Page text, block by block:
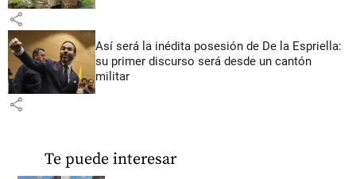
share
Así será la inédita posesión de De la Espriella:
su primer discurso será desde un cantón
militar
share
Te puede interesar